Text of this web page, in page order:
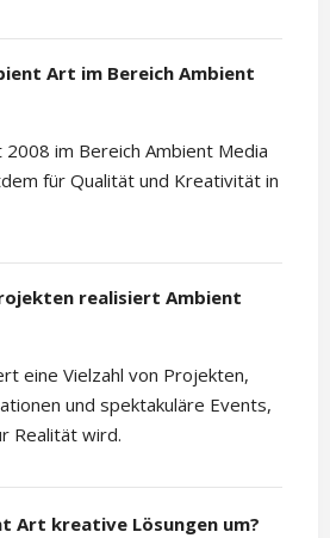
Art im Bereich Ambient
im Bereich Ambient Media
für Qualität und Kreativität in
realisiert Ambient
eine Vielzahl von Projekten,
und spektakuläre Events,
Realität wird.
Art kreative Lösungen um?